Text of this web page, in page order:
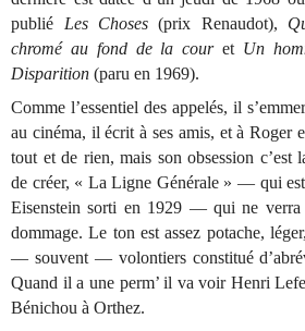
publié Les Choses(prix Renaudot),
chromé au fond de la couret Un
Disparition (paru en 1969).
Comme l’essentiel des appelés, il
au cinéma, il écrit à ses amis, et à Roger
tout et de rien, mais son obsession c’est
de créer, « La Ligne Générale » — qui
Eisenstein sorti en 1929 — qui ne verra
dommage. Le ton est assez potache,
— souvent — volontiers constitué
Quand il a une perm’ il va voir Henri
Bénichou à Orthez.